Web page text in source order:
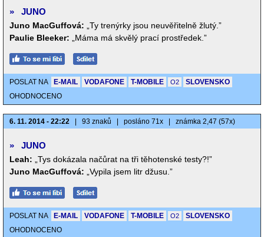
» JUNO
Juno MacGuffová:
„Ty trenýrky jsou neuvěřitelně žlutý.”
Paulie Bleeker:
„Máma má skvělý prací prostředek.”
POSLAT NA E-MAIL VODAFONE T-MOBILE O2
SLOVENSKO
OHODNOCENO
6. 11. 2014 - 22:22 93 znaků posláno 71x známka 2,47 (57x)
» JUNO
Leah:
„Tys dokázala načůrat na tři těhotenské testy?!”
Juno MacGuffová:
„Vypila jsem litr džusu.”
POSLAT NA E-MAIL VODAFONE T-MOBILE O2
SLOVENSKO
OHODNOCENO